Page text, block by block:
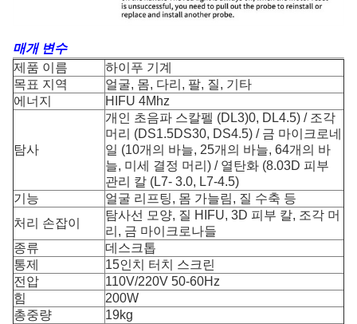
매개 변수
제품 이름
하이푸 기계
목표 지역
얼굴, 몸, 다리, 팔, 질, 기타
에너지
HIFU 4Mhz
탐사
개인 초음파 스칼펠 (DL3)0, DL4.5) / 조각
머리 (DS1.5DS30, DS4.5) / 금 마이크로네
일 (10개의 바늘, 25개의 바늘, 64개의 바
늘, 미세 결정 머리) / 열탄화 (8.03D 피부
관리 칼 (L7- 3.0, L7-4.5)
기능
얼굴 리프팅, 몸 가늘림, 질 수축 등
처리 손잡이
탐사선 모양, 질 HIFU, 3D 피부 칼, 조각 머
리, 금 마이크로나들
종류
데스크톱
통제
15인치 터치 스크린
전압
110V/220V 50-60Hz
힘
200W
총중량
19kg